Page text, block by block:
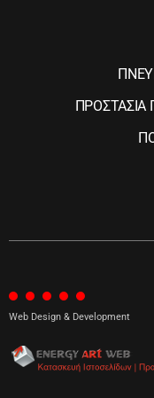
Web Design & Development